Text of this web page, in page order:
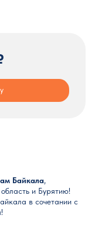
Байкала,
и Бурятию!
в сочетании с